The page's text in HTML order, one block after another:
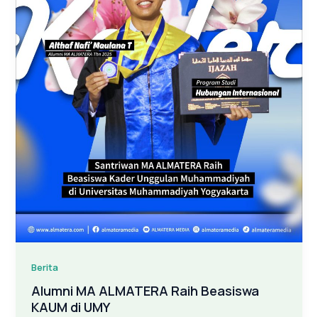
Berita
Alumni MA ALMATERA Raih Beasiswa
KAUM di UMY